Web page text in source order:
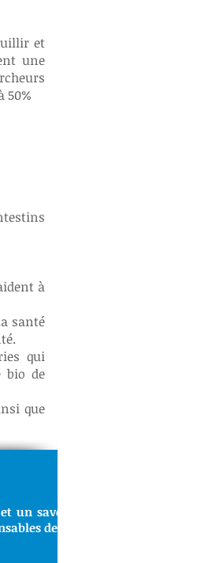
et
une
50%
à
santé
qui
bio de
que
un savoir-être indispensable
de notre société.